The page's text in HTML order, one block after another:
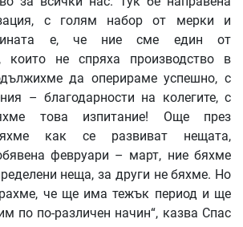
с голям набор от мерки и
е, че ние сме един от
които не спряха производство в
да оперираме успешно, с
– благодарности на колегите, с
това изпитание! Още през
как се развиват нещата,
февруари – март, ние бяхме
неща, за други не бяхме. Но
че ще има тежък период и ще
по по-различен начин“, казва Спас